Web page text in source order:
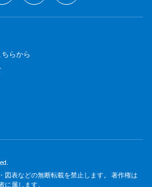
らから
図表などの無断転載を禁止します。 著作権は
属します。